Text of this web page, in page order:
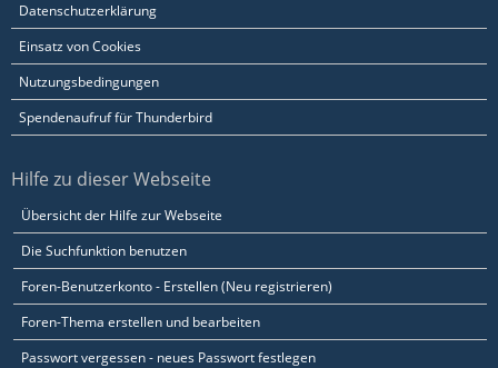
Datenschutzerklärung
Einsatz von Cookies
Nutzungsbedingungen
Spendenaufruf für Thunderbird
Hilfe zu dieser Webseite
Übersicht der Hilfe zur Webseite
Die Suchfunktion benutzen
Foren-Benutzerkonto - Erstellen (Neu registrieren)
Foren-Thema erstellen und bearbeiten
Passwort vergessen - neues Passwort festlegen